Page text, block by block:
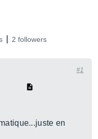
2 followers
#1
en